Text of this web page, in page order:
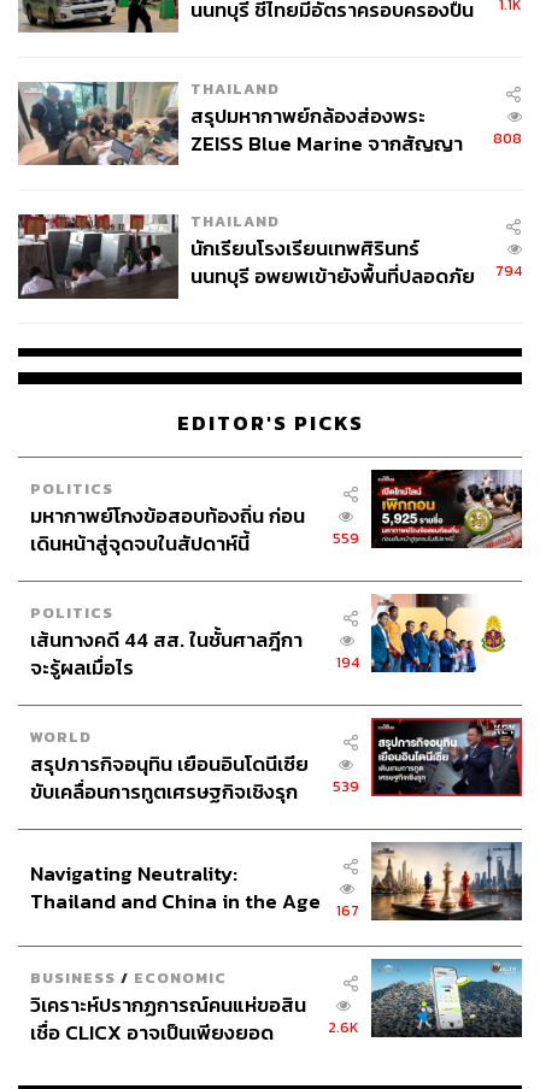
นนทบุรี ชี้ไทยมีอัตราครอบครองปืน
1.1K
THAILAND
สรุปมหากาพย์กล้องส่องพระ
ZEISS Blue Marine จากสัญญา
จ่ายหนี้-แอบระบุแบรนด์
808
THAILAND
นักเรียนโรงเรียนเทพศิรินทร์
นนทบุรี อพยพเข้ายังพื้นที่ปลอดภัย
794
EDITOR'S PICKS
POLITICS
มหากาพย์โกงข้อสอบท้องถิ่น ก่อน
เดินหน้าสู่จุดจบในสัปดาห์นี้
559
POLITICS
เส้นทางคดี 44 สส. ในชั้นศาลฎีกา
จะรู้ผลเมื่อไร
194
WORLD
สรุปภารกิจอนุทิน เยือนอินโดนีเซีย
ขับเคลื่อนการทูตเศรษฐกิจเชิงรุก
539
Navigating Neutrality:
Thailand and China in the Age
167
BUSINESS / ECONOMIC
วิเคราะห์ปรากฏการณ์คนแห่ขอสิน
เชื่อ CLICX อาจเป็นเพียงยอด
2.6K